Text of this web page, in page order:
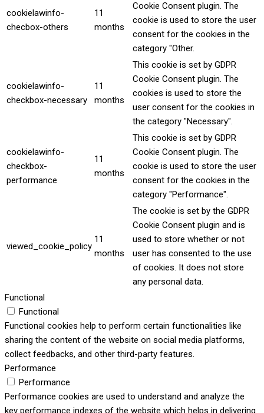
cookielawinfo-
checbox-others
11
months
Cookie Consent plugin. The
cookie is used to store the user
consent for the cookies in the
category "Other.
cookielawinfo-
checkbox-necessary
11
months
This cookie is set by GDPR
Cookie Consent plugin. The
cookies is used to store the
user consent for the cookies in
the category "Necessary".
cookielawinfo-
checkbox-
performance
11
months
This cookie is set by GDPR
Cookie Consent plugin. The
cookie is used to store the user
consent for the cookies in the
category "Performance".
viewed_cookie_policy
11
months
The cookie is set by the GDPR
Cookie Consent plugin and is
used to store whether or not
user has consented to the use
of cookies. It does not store
any personal data.
Functional
Functional
Functional cookies help to perform certain functionalities like
sharing the content of the website on social media platforms,
collect feedbacks, and other third-party features.
Performance
Performance
Performance cookies are used to understand and analyze the
key performance indexes of the website which helps in delivering